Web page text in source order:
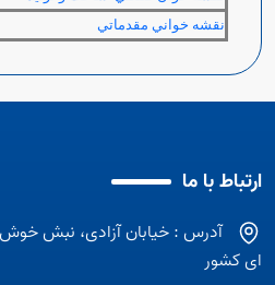
نقشه خواني مقدماتي
ارتباط با ما
آدرس : خیابان آزادی، نبش
ای کشور